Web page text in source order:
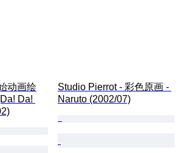
动画绘
Da!
Studio Pierrot - 彩色原画 -
Naruto (2002/07)